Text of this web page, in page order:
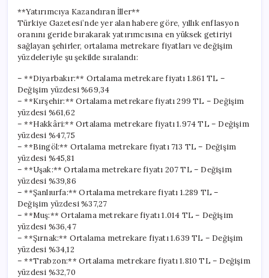
**Yatırımcıya Kazandıran İller**
Türkiye Gazetesi’nde yer alan habere göre, yıllık enflasyon
oranını geride bırakarak yatırımcısına en yüksek getiriyi
sağlayan şehirler, ortalama metrekare fiyatları ve değişim
yüzdeleriyle şu şekilde sıralandı:
– **Diyarbakır:** Ortalama metrekare fiyatı 1.861 TL –
Değişim yüzdesi %69,34
– **Kırşehir:** Ortalama metrekare fiyatı 299 TL – Değişim
yüzdesi %61,62
– **Hakkâri:** Ortalama metrekare fiyatı 1.974 TL – Değişim
yüzdesi %47,75
– **Bingöl:** Ortalama metrekare fiyatı 713 TL – Değişim
yüzdesi %45,81
– **Uşak:** Ortalama metrekare fiyatı 207 TL – Değişim
yüzdesi %39,86
– **Şanlıurfa:** Ortalama metrekare fiyatı 1.289 TL –
Değişim yüzdesi %37,27
– **Muş:** Ortalama metrekare fiyatı 1.014 TL – Değişim
yüzdesi %36,47
– **Şırnak:** Ortalama metrekare fiyatı 1.639 TL – Değişim
yüzdesi %34,12
– **Trabzon:** Ortalama metrekare fiyatı 1.810 TL – Değişim
yüzdesi %32,70